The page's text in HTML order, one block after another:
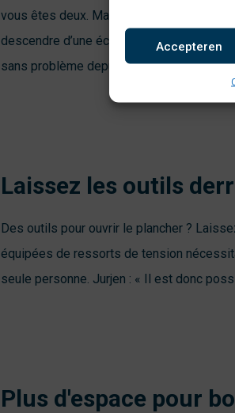
Accepteren
vous êtes deux. Mais un collègue qui fait
descendre d’une échelle pour retirer les
sans problème depuis le haut.
Laissez les outils
Des outils pour ouvrir le plancher ?
équipées de ressorts de tension
seule personne. Jurjen : « Il est donc
Plus d'espace pour